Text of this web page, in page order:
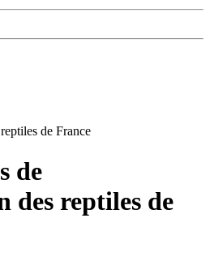
de
des reptiles de